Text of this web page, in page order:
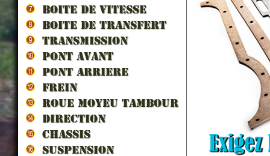
BOITE DE VITESSE
BOITE DE TRANSFERT
TRANSMISSION
PONT AVANT
PONT ARRIERE
FREIN
ROUE MOYEU TAMBOUR
DIRECTION
CHASSIS
SUSPENSION